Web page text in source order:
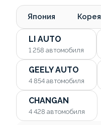
Япония Корея
LI AUTO
1 258 автомобиля
GEELY AUTO
4 854 автомобиля
CHANGAN
4 428 автомобиля